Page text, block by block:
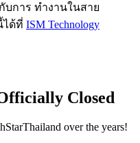
บการ ทำงานในสาย
ได้ที่ ISM Technology
Closed
over the years!